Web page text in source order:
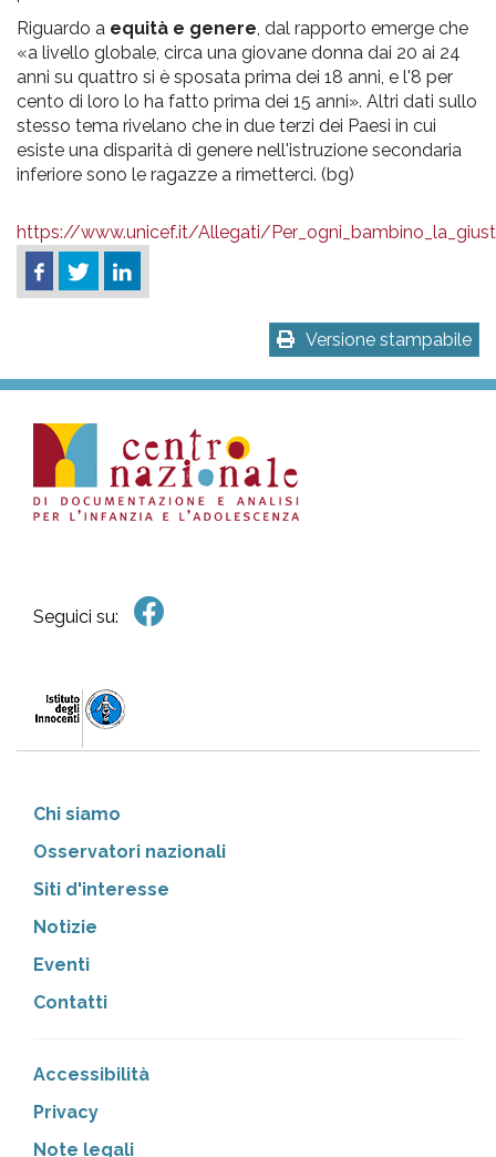
Riguardo a equità e genere, dal rapporto emerge che
«a livello globale, circa una giovane donna dai 20 ai 24
anni su quattro si è sposata prima dei 18 anni, e l'8 per
cento di loro lo ha fatto prima dei 15 anni». Altri dati sullo
stesso tema rivelano che in due terzi dei Paesi in cui
esiste una disparità di genere nell'istruzione secondaria
inferiore sono le ragazze a rimetterci. (bg)
https://www.unicef.it/Allegati/
Versione stampabile
Seguici su:
Chi siamo
Osservatori nazionali
Siti d'interesse
Notizie
Eventi
Contatti
Accessibilità
Privacy
Note legali